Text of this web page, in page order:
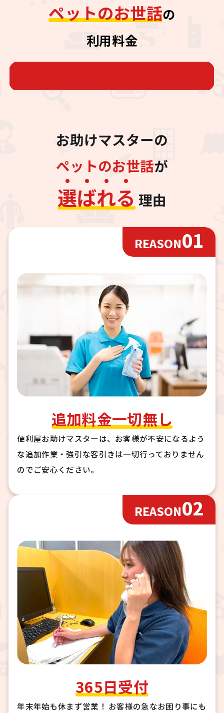
ペットのお世話の
利用料金
お助けマスターの
ペットのお世話が
選ばれる 理由
REASON01
追加料金一切無し
便利屋お助けマスターは、お客様が不安になるよう
な追加作業・強引な客引きは一切行っておりません
のでご安心ください。
REASON02
365日受付
年末年始も休まず営業！ お客様の急なお困り事にも